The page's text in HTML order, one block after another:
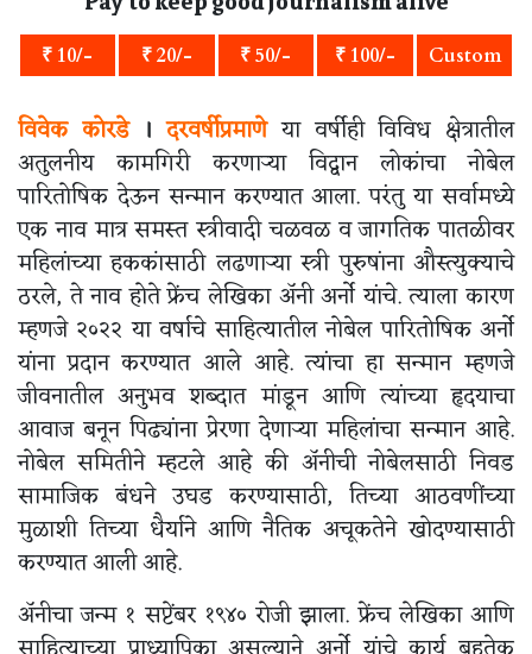
₹ 10/- ₹ 20/- ₹ 50/- ₹ 100/- Custom
विवेक कोरडे।दरवर्षीप्रमाणेया वर्षीही विविध क्षेत्रातील
अतुलनीय कामगिरी करणाऱ्या विद्वान लोकांचा नोबेल
पारितोषिक देऊन सन्मान करण्यात आला. परंतु या सर्वामध्ये
एक नाव मात्र समस्त स्त्रीवादी चळवळ व जागतिक पातळीवर
महिलांच्या हककांसाठी लढणाऱ्या स्त्री पुरुषांना औस्त्युक्याचे
ठरले, ते नाव होते फ्रेंच लेखिका अ‍ॅनी अर्नो यांचे. त्याला कारण
म्हणजे २०२२ या वर्षाचे साहित्यातील नोबेल पारितोषिक अर्नो
यांना प्रदान करण्यात आले आहे. त्यांचा हा सन्मान म्हणजे
जीवनातील अनुभव शब्दात मांडून आणि त्यांच्या हृदयाचा
आवाज बनून पिढ्यांना प्रेरणा देणाऱ्या महिलांचा सन्मान आहे.
नोबेल समितीने म्हटले आहे की अ‍ॅनीची नोबेलसाठी निवड
सामाजिक बंधने उघड करण्यासाठी, तिच्या आठवणींच्या
मुळाशी तिच्या धैर्याने आणि नैतिक अचूकतेने खोदण्यासाठी
करण्यात आली आहे.
अ‍ॅनीचा जन्म १ सप्टेंबर १९४० रोजी झाला. फ्रेंच लेखिका आणि